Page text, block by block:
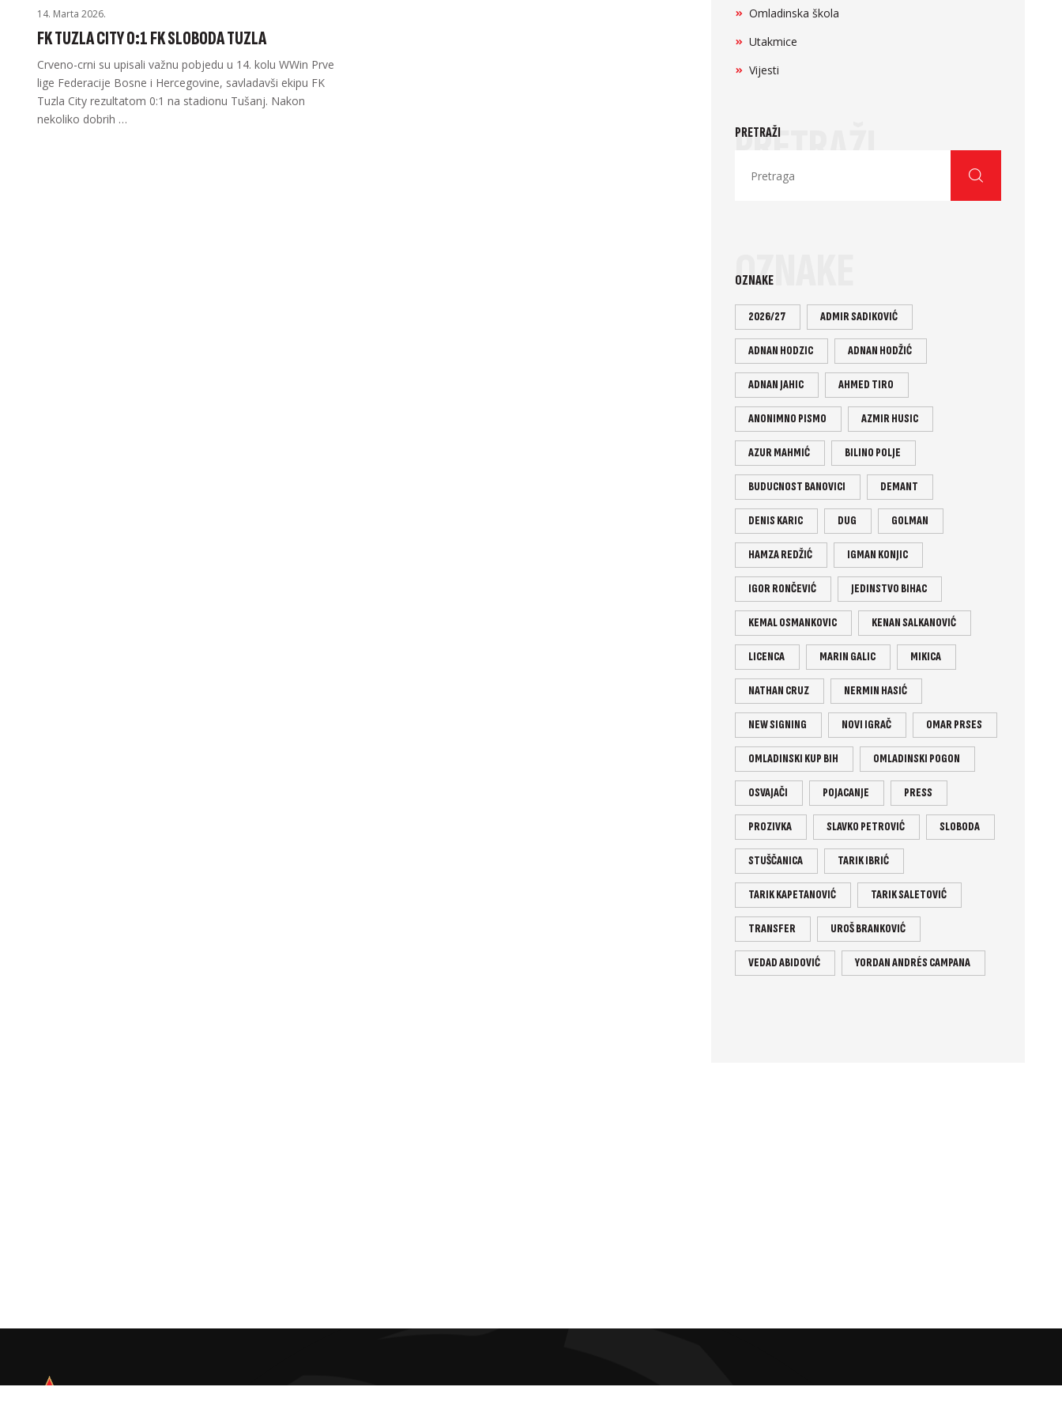
14. Marta 2026.
FK TUZLA CITY 0:1 FK SLOBODA TUZLA
Crveno-crni su upisali važnu pobjedu u 14. kolu WWin Prve
lige Federacije Bosne i Hercegovine, savladavši ekipu FK
Tuzla City rezultatom 0:1 na stadionu Tušanj. Nakon
nekoliko dobrih …
Omladinska škola
Utakmice
Vijesti
PRETRAŽI
PRETRAŽI
OZNAKE
OZNAKE
2026/27 ADMIR SADIKOVIĆ
ADNAN HODZIC ADNAN HODŽIĆ
ADNAN JAHIC AHMED TIRO
ANONIMNO PISMO AZMIR HUSIC
AZUR MAHMIĆ BILINO POLJE
BUDUCNOST BANOVICI DEMANT
DENIS KARIC DUG GOLMAN
HAMZA REDŽIĆ IGMAN KONJIC
IGOR RONČEVIĆ JEDINSTVO BIHAC
KEMAL OSMANKOVIC KENAN SALKANOVIĆ
LICENCA MARIN GALIC MIKICA
NATHAN CRUZ NERMIN HASIĆ
NEW SIGNING NOVI IGRAČ OMAR PRSES
OMLADINSKI KUP BIH OMLADINSKI POGON
OSVAJAČI POJACANJE PRESS
PROZIVKA SLAVKO PETROVIĆ SLOBODA
STUŠČANICA TARIK IBRIĆ
TARIK KAPETANOVIĆ TARIK SALETOVIĆ
TRANSFER UROŠ BRANKOVIĆ
VEDAD ABIDOVIĆ YORDAN ANDRÉS CAMPANA